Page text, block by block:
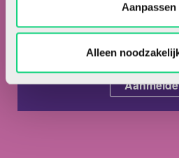
Aanpassen
Alleen